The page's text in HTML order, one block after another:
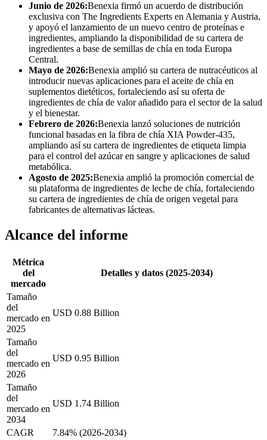
Junio ​​de 2026:Benexia firmó un acuerdo de distribución
exclusiva con The Ingredients Experts en Alemania y Austria,
y apoyó el lanzamiento de un nuevo centro de proteínas e
ingredientes, ampliando la disponibilidad de su cartera de
ingredientes a base de semillas de chía en toda Europa
Central.
Mayo de 2026:Benexia amplió su cartera de nutracéuticos al
introducir nuevas aplicaciones para el aceite de chía en
suplementos dietéticos, fortaleciendo así su oferta de
ingredientes de chía de valor añadido para el sector de la salud
y el bienestar.
Febrero de 2026:Benexia lanzó soluciones de nutrición
funcional basadas en la fibra de chía XIA Powder-435,
ampliando así su cartera de ingredientes de etiqueta limpia
para el control del azúcar en sangre y aplicaciones de salud
metabólica.
Agosto de 2025:Benexia amplió la promoción comercial de
su plataforma de ingredientes de leche de chía, fortaleciendo
su cartera de ingredientes de chía de origen vegetal para
fabricantes de alternativas lácteas.
Alcance del informe
Métrica
del
mercado
Detalles y datos (2025-2034)
Tamaño
del
mercado en
2025
USD 0.88 Billion
Tamaño
del
mercado en
2026
USD 0.95 Billion
Tamaño
del
mercado en
2034
USD 1.74 Billion
CAGR
7.84% (2026-2034)